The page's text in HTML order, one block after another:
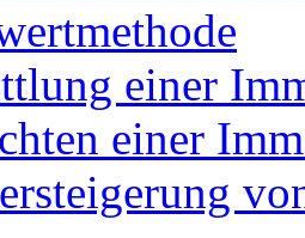
einer
einer